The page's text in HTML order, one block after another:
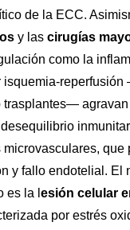
de la ECC.
y las cirugías
como la
isquemia-
trasplantes—
que
y fallo endotelial. El
es la l esión celular
por estrés